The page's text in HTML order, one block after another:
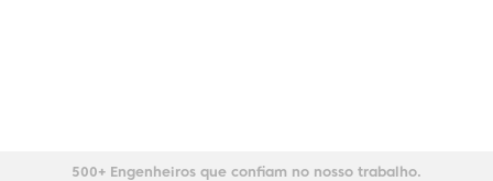
500+ Engenheiros que confiam no nosso trabalho.